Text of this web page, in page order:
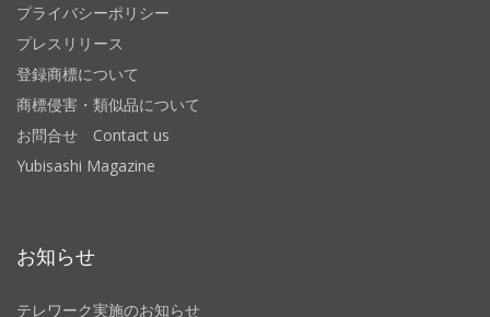
プライバシーポリシー
プレスリリース
登録商標について
商標侵害・類似品について
お問合せ Contact us
Yubisashi Magazine
お知らせ
テレワーク実施のお知らせ